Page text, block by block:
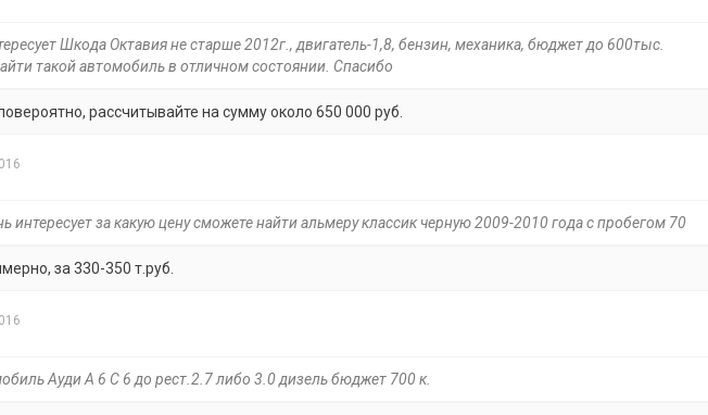
Шкода Октавия не старше 2012г., двигатель-1,8, бензин, механика, бюджет до 600тыс.
такой автомобиль в отличном состоянии. Спасибо
рассчитывайте на сумму около 650 000 руб.
интересует за какую цену сможете найти альмеру классик черную 2009-2010 года с пробегом 70
за 330-350 т.руб.
Ауди А 6 С 6 до рест.2.7 либо 3.0 дизель бюджет 700 к.